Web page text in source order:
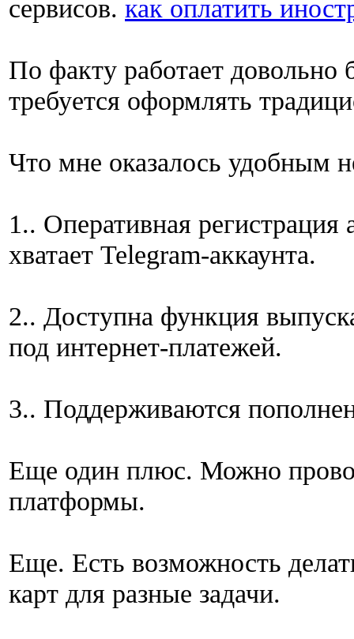
сервисов. как оплатить
По факту работает довольно
требуется оформлять
Что мне оказалось удобным
1.. Оперативная регистрация
хватает Telegram-аккаунта.
2.. Доступна функция
под интернет-платежей.
3.. Поддерживаются
Еще один плюс. Можно
платформы.
Еще. Есть возможность
карт для разные задачи.